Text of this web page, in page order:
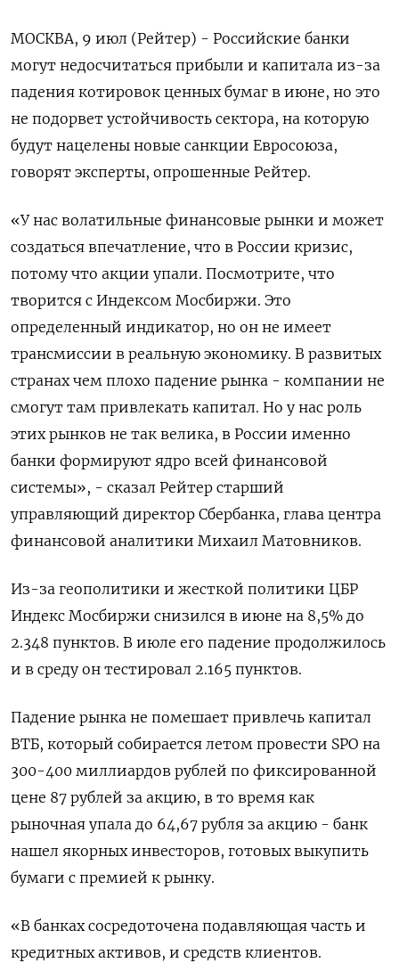
МОСКВА, 9 июл (Рейтер) - Российские банки
могут недосчитаться прибыли и капитала из-за
падения котировок ценных бумаг в июне, но это
не подорвет устойчивость сектора, на которую
будут нацелены новые санкции Евросоюза,
говорят эксперты, опрошенные Рейтер.
«У нас волатильные финансовые рынки и может
создаться впечатление, что в России кризис,
потому что акции упали. Посмотрите, что
творится с Индексом Мосбиржи. Это
определенный индикатор, но он не имеет
трансмиссии в реальную экономику. В развитых
странах чем плохо падение рынка - компании не
смогут там привлекать капитал. Но у нас роль
этих рынков не так велика, в России именно
банки ‌формируют ядро всей финансовой
системы», - сказал Рейтер старший
управляющий директор Сбербанка, глава центра
финансовой аналитики Михаил Матовников.
Из-за геополитики и жесткой политики ЦБР
Индекс Мосбиржи снизился в июне на 8,5% до
2.348 пунктов. В июле его падение продолжилось
и в среду он тестировал 2.165 пунктов.
Падение рынка не помешает привлечь капитал
ВТБ, который собирается летом провести SPO на
300-400 миллиардов рублей по фиксированной
цене 87 рублей за акцию, в то время как
рыночная упала до 64,67 рубля за акцию - банк
нашел якорных инвесторов, готовых выкупить
бумаги с премией к рынку.
«В банках сосредоточена подавляющая часть и
кредитных активов, и средств клиентов.